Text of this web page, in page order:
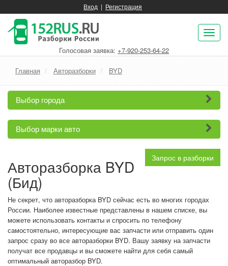
Вход | Регистрация
Голосовая заявка: +7-920-253-64-22
Главная Авторазборки BYD
Выбор города
Выбор марки авто
Запрос в разборки
Авторазборка BYD
(Бид)
Не секрет, что авторазборка BYD сейчас есть во многих городах
России. Наиболее известные представлены в нашем списке, вы
можете использовать контакты и спросить по телефону
самостоятельно, интересующие вас запчасти или отправить один
запрос сразу во все авторазборки BYD. Вашу заявку на запчасти
получат все продавцы и вы сможете найти для себя самый
оптимальный авторазбор BYD.